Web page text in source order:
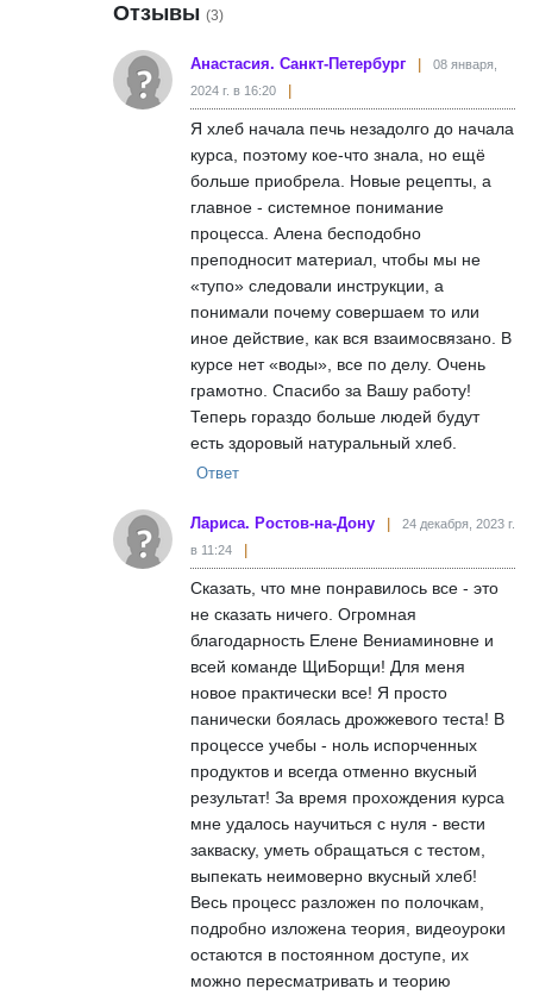
Отзывы (3)
Анастасия. Санкт-Петербург
08 января,
2024 г. в 16:20
Я хлеб начала печь незадолго до начала
курса, поэтому кое-что знала, но ещё
больше приобрела. Новые рецепты, а
главное - системное понимание
процесса. Алена бесподобно
преподносит материал, чтобы мы не
«тупо» следовали инструкции, а
понимали почему совершаем то или
иное действие, как вся взаимосвязано. В
курсе нет «воды», все по делу. Очень
грамотно. Спасибо за Вашу работу!
Теперь гораздо больше людей будут
есть здоровый натуральный хлеб.
Ответ
Лариса. Ростов-на-Дону
24 декабря, 2023 г.
в 11:24
Сказать, что мне понравилось все - это
не сказать ничего. Огромная
благодарность Елене Вениаминовне и
всей команде ЩиБорщи! Для меня
новое практически все! Я просто
панически боялась дрожжевого теста! В
процессе учебы - ноль испорченных
продуктов и всегда отменно вкусный
результат! За время прохождения курса
мне удалось научиться с нуля - вести
закваску, уметь обращаться с тестом,
выпекать неимоверно вкусный хлеб!
Весь процесс разложен по полочкам,
подробно изложена теория, видеоуроки
остаются в постоянном доступе, их
можно пересматривать и теорию